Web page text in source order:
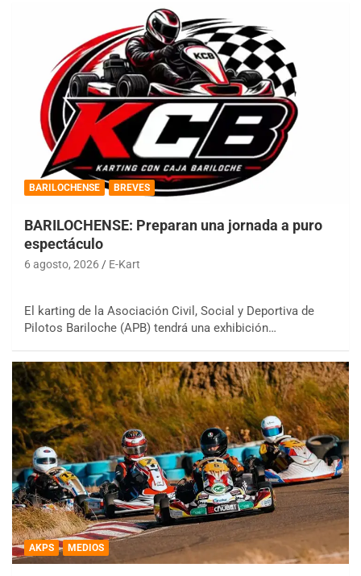
BARILOCHENSE BREVES
BARILOCHENSE: Preparan una jornada a puro
espectáculo
6 agosto, 2026 E-Kart
El karting de la Asociación Civil, Social y Deportiva de
Pilotos Bariloche (APB) tendrá una exhibición…
AKPS MEDIOS